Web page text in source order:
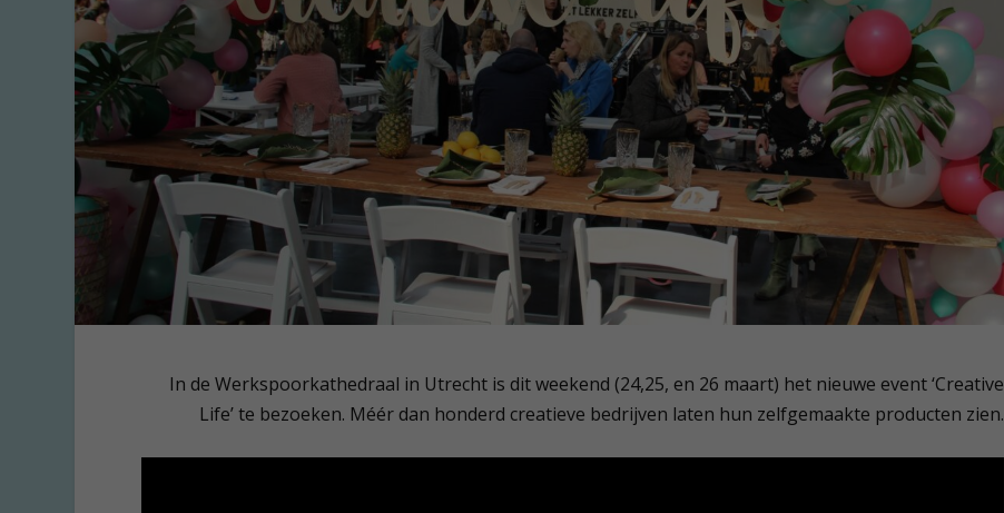
In de Werkspoorkathedraal in Utrecht is dit weekend (24,25, en 26 maart) het nieuwe event ‘Creative
Life’ te bezoeken. Méér dan honderd creatieve bedrijven laten hun zelfgemaakte producten zien.